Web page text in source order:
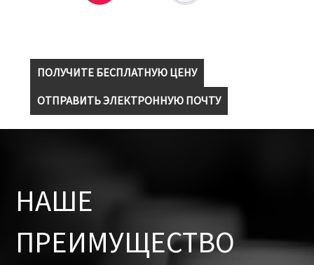
ПОЛУЧИТЕ БЕСПЛАТНУЮ ЦЕНУ
ОТПРАВИТЬ ЭЛЕКТРОННУЮ ПОЧТУ
НАШЕ
ПРЕИМУЩЕСТВО